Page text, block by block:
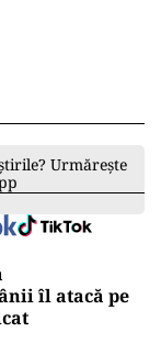
Urmărește
îl atacă pe